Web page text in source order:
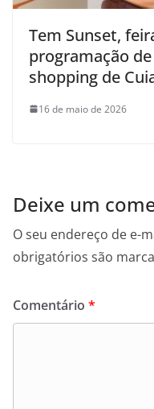
Tem Sunset,
programação
shopping de
16 de maio de 2026
Deixe um
O seu endereço de e-
obrigatórios são
Comentário *